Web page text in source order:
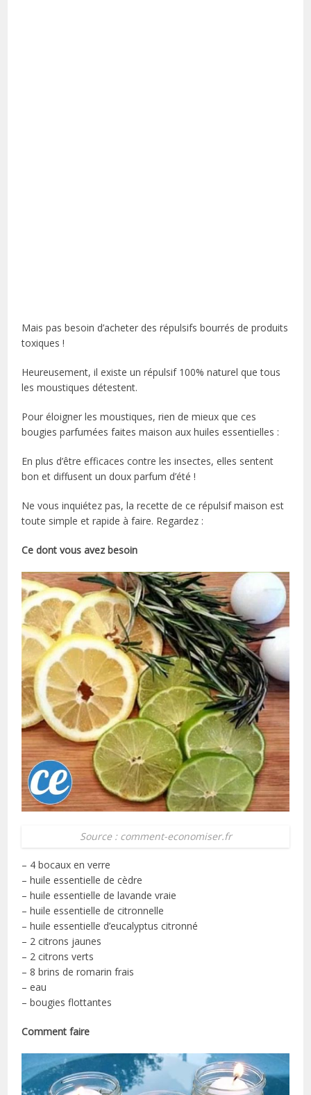
Mais pas besoin d’acheter des répulsifs bourrés de produits
toxiques !
Heureusement, il existe un répulsif 100% naturel que tous
les moustiques détestent.
Pour éloigner les moustiques, rien de mieux que ces
bougies parfumées faites maison aux huiles essentielles :
En plus d’être efficaces contre les insectes, elles sentent
bon et diffusent un doux parfum d’été !
Ne vous inquiétez pas, la recette de ce répulsif maison est
toute simple et rapide à faire. Regardez :
Ce dont vous avez besoin
Source : comment-economiser.fr
– 4 bocaux en verre
– huile essentielle de cèdre
– huile essentielle de lavande vraie
– huile essentielle de citronnelle
– huile essentielle d’eucalyptus citronné
– 2 citrons jaunes
– 2 citrons verts
– 8 brins de romarin frais
– eau
– bougies flottantes
Comment faire